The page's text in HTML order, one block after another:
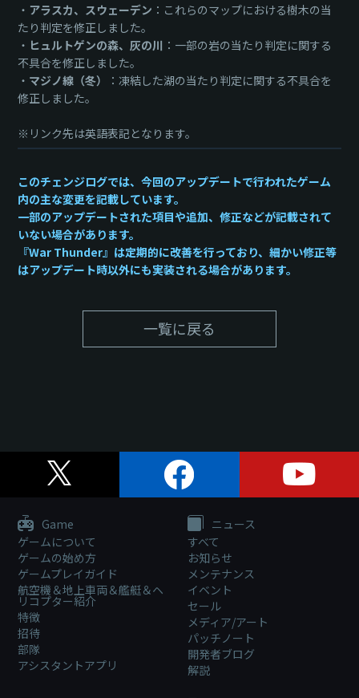
・ アラスカ、スウェーデン ：これらのマップにおける樹木の当
たり判定を修正しました。
・ ヒュルトゲンの森、灰の川 ：一部の岩の当たり判定に関する
不具合を修正しました。
・ マジノ線（冬）
：凍結した湖の当たり判定に関する不具合を
修正しました。
※リンク先は英語表記となります。
このチェンジログでは、今回のアップデートで行われたゲーム
内の主な変更を記載しています。
一部のアップデートされた項目や追加、修正などが記載されて
いない場合があります。
『War Thunder』は定期的に改善を行っており、細かい修正等
はアップデート時以外にも実装される場合があります。
一覧に戻る
Game
ゲームについて
ゲームの始め方
ゲームプレイガイド
航空機＆地上車両＆艦艇＆ヘ
リコプター紹介
特徴
招待
部隊
アシスタントアプリ
ニュース
すべて
お知らせ
メンテナンス
イベント
セール
メディア/アート
パッチノート
開発者ブログ
解説